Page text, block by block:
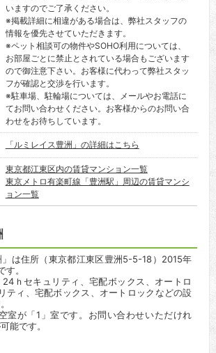
いますのでご了承ください。
※掲載詳細に相違がある場合は、弊社スタッフの
情報を優先させていただきます。
※ペット相談可の物件やSOHO利用については、
お部屋ごとに禁止とされている場合もございます
ので御注意下さい。お客様に代わって弊社スタッ
フが確認と交渉を行います。
※駐車場、駐輪場については、メールやお電話に
てお問い合わせください。お客様からのお問い合
わせをお待ちしています。
「ルミレイス豊洲」の詳細はこちら
東京都江東区内の賃貸マンション一覧
東京メトロ有楽町線「豊洲駅」周辺の賃貸マンシ
ョン一覧
」は住所（東京都江東区豊洲5-5-18）2015年
。
24ｈセキュリティ、宅配ボックス、オートロ
ティ、宅配ボックス、オートロックなどの設
室が「1」室です。お問い合わせいただけれ
能です。